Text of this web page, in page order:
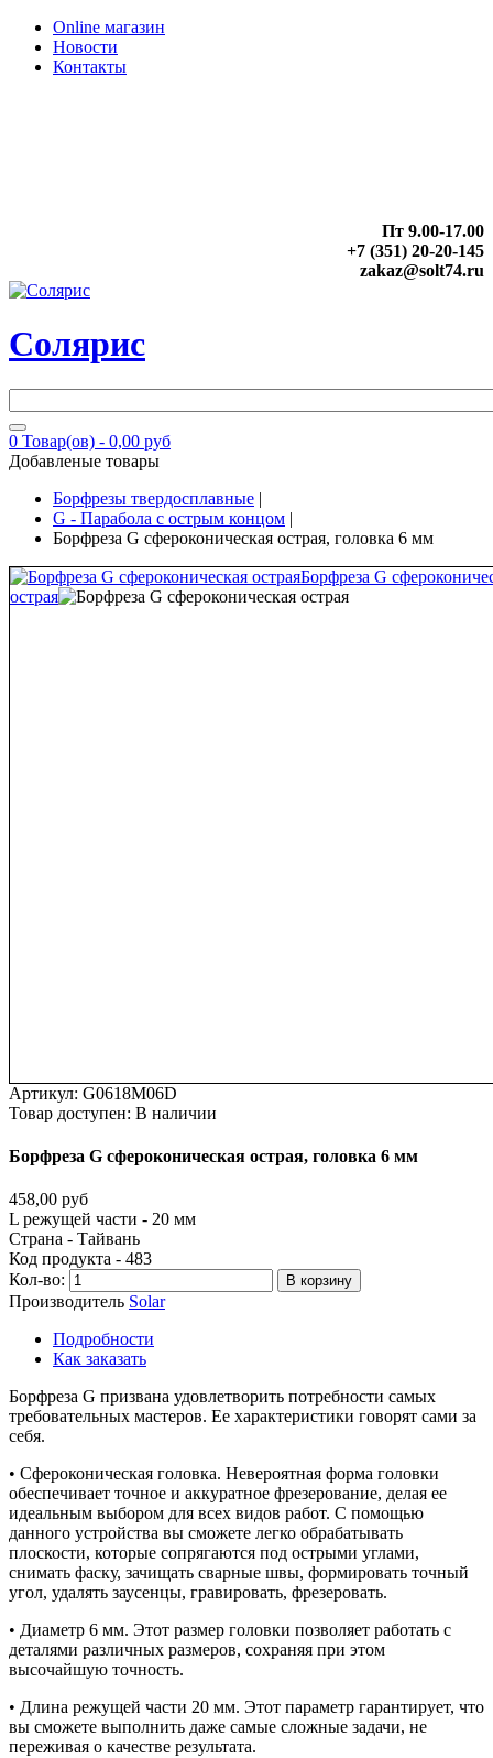
Online магазин
Новости
Контакты
Пт 9.00-17.00
+7 (351) 20-20-145
zakaz@solt74.ru
Солярис
0 Товар(ов) - 0,00 руб
Добавленые товары
Борфрезы твердосплавные |
G - Парабола с острым концом |
Борфреза G сфероконическая острая, головка 6 мм
Борфреза G
острая
Артикул: G0618M06D
Товар доступен: В наличии
Борфреза G сфероконическая острая, головка 6 мм
458,00 руб
L режущей части - 20 мм
Страна - Тайвань
Код продукта - 483
Кол-во:
В корзину
Производитель Solar
Подробности
Как заказать
Борфреза G призвана удовлетворить потребности самых
требовательных мастеров. Ее характеристики говорят сами за
себя.
• Сфероконическая головка. Невероятная форма головки
обеспечивает точное и аккуратное фрезерование, делая ее
идеальным выбором для всех видов работ. С помощью
данного устройства вы сможете легко обрабатывать
плоскости, которые сопрягаются под острыми углами,
снимать фаску, зачищать сварные швы, формировать точный
угол, удалять заусенцы, гравировать, фрезеровать.
• Диаметр 6 мм. Этот размер головки позволяет работать с
деталями различных размеров, сохраняя при этом
высочайшую точность.
• Длина режущей части 20 мм. Этот параметр гарантирует, что
вы сможете выполнить даже самые сложные задачи, не
переживая о качестве результата.